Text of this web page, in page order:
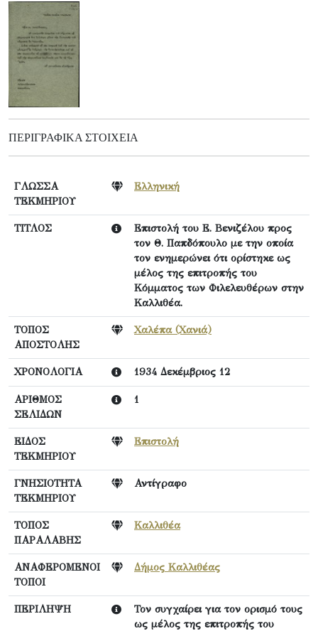
ΠΕΡΙΓΡΑΦΙΚΆ ΣΤΟΙΧΕΊΑ
ΓΛΩΣΣΑ
ΤΕΚΜΗΡΙΟΥ
Ελληνική
ΤΙΤΛΟΣ
Επιστολή του Ε. Βενιζέλου προς
τον Θ. Παπδόπουλο με την οποία
τον ενημερώνει ότι ορίστηκε ως
μέλος της επιτροπής του
Κόμματος των Φιλελευθέρων στην
Καλλιθέα.
ΤΟΠΟΣ
ΑΠΟΣΤΟΛΗΣ
Χαλέπα (Χανιά)
ΧΡΟΝΟΛΟΓΙΑ 1934 Δεκέμβριος 12
ΑΡΙΘΜΟΣ
ΣΕΛΙΔΩΝ
1
ΕΙΔΟΣ
ΤΕΚΜΗΡΙΟΥ
Επιστολή
ΓΝΗΣΙΟΤΗΤΑ
ΤΕΚΜΗΡΙΟΥ
Αντίγραφο
ΤΟΠΟΣ
ΠΑΡΑΛΑΒΗΣ
Καλλιθέα
ΑΝΑΦΕΡΟΜΕΝΟΙ
ΤΟΠΟΙ
Δήμος Καλλιθέας
ΠΕΡΙΛΗΨΗ
Τον συγχαίρει για τον ορισμό τους
ως μέλος της επιτροπής του